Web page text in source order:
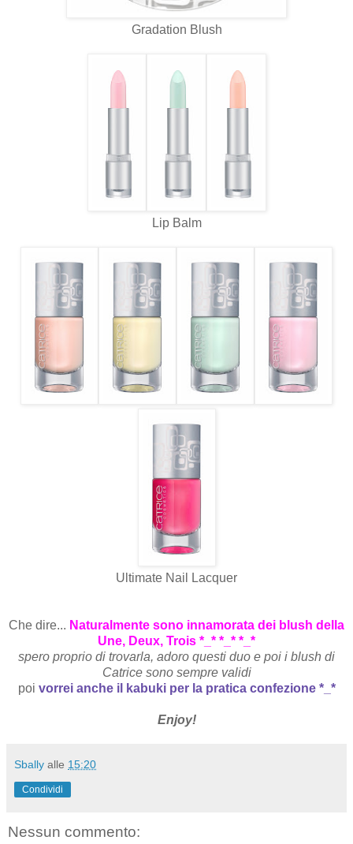
Gradation Blush
Lip Balm
Ultimate Nail Lacquer
Che dire... Naturalmente sono innamorata dei blush della
Une, Deux, Trois *_* *_* *_*
spero proprio di trovarla, adoro questi duo e poi i blush di
Catrice sono sempre validi
poi vorrei anche il kabuki per la pratica confezione *_*
Enjoy!
Sbally alle 15:20
Condividi
Nessun commento: